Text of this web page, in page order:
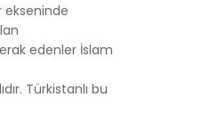
edenler İslam
Türkistanlı bu